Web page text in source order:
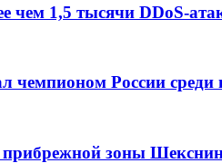
чем 1,5 тысячи DDoS-
чемпионом России среди
прибрежной зоны